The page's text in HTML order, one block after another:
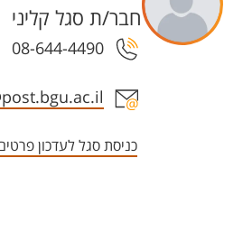
יחידות
חבר/ת סגל קליני
08-644-4490
אזור צור קשר
כניסת סגל לעדכון